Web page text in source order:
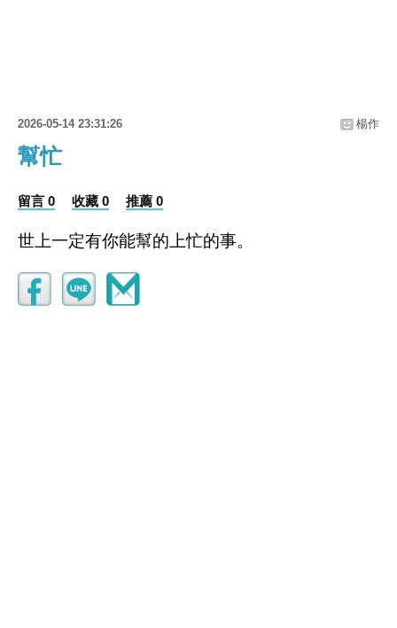
2026-05-14 23:31:26 楊作
幫忙
留言 0 收藏 0 推薦 0
世上一定有你能幫的上忙的事。